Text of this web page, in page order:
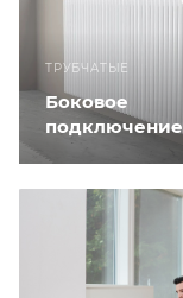
ТРУБЧАТЫЕ
Боковое
подключение